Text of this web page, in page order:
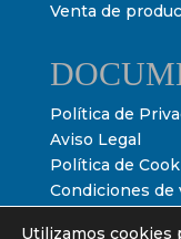
Venta de
Política de
Aviso Legal
Política de
Condiciones de
Utilizamos cookies